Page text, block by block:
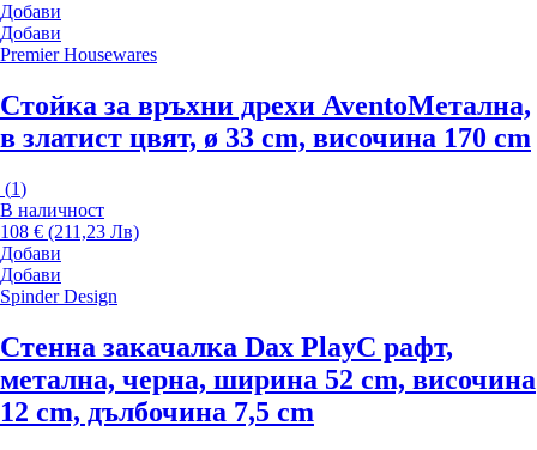
Добави
Добави
Premier Housewares
Стойка за връхни дрехи AventoМетална,
в златист цвят, ø 33 cm, височина 170 cm
(1)
В наличност
108 € (211,23 Лв)
Добави
Добави
Spinder Design
Стенна закачалка Dax PlayС рафт,
метална, черна, ширина 52 cm, височина
12 cm, дълбочина 7,5 cm